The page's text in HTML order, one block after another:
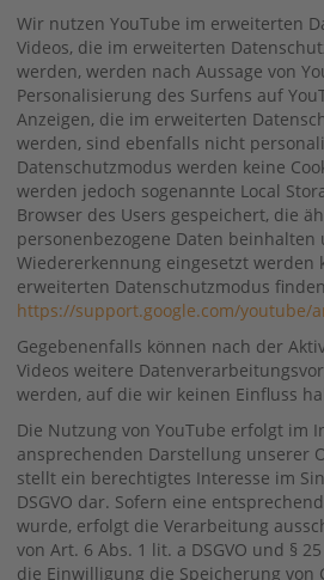
Wir nutzen YouTube im erweiterten
Videos, die im erweiterten
werden, werden nach Aussage von
Personalisierung des Surfens auf
Anzeigen, die im erweiterten
werden, sind ebenfalls nicht
Datenschutzmodus werden keine
werden jedoch sogenannte Local
Browser des Users gespeichert, die
personenbezogene Daten beinhalten
Wiedererkennung eingesetzt werden
erweiterten Datenschutzmodus
https://support.google.com/youtube/
Gegebenenfalls können nach der
Videos weitere
werden, auf die wir keinen Einfluss
Die Nutzung von YouTube erfolgt im
ansprechenden Darstellung unserer
stellt ein berechtigtes Interesse im
DSGVO dar. Sofern eine
wurde, erfolgt die Verarbeitung
von Art. 6 Abs. 1 lit. a DSGVO und §
die Einwilligung die Speicherung von